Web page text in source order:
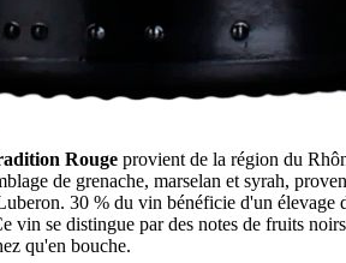
Rouge provient de la région du
de grenache, marselan et syrah,
30 % du vin bénéficie d'un élevage
vin se distingue par des notes de fruits
qu'en bouche.